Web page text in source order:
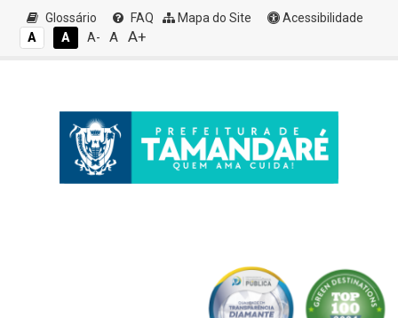
Glossário FAQ Mapa do Site
Acessibilidade
A
A A- A A+